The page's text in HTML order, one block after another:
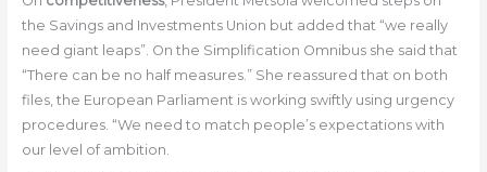
the Savings and Investments Union but added that “we really
need giant leaps”. On the Simplification Omnibus she said that
“There can be no half measures.” She reassured that on both
files, the European Parliament is working swiftly using urgency
procedures. “We need to match people’s expectations with
our level of ambition.